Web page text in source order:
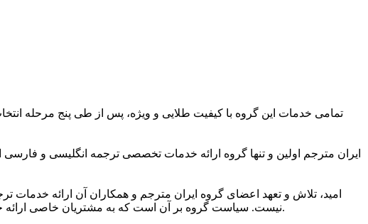
تمامی خدمات این گروه با کیفیت طلایی و ویژه، پس از طی پنج مرحله
ایران مترجم اولین و تنها گروه ارائه خدمات تخصصی ترجمه انگلیسی و
امید، تلاش و تعهد اعضای گروه ایران مترجم و همکاران آن ارائه خدمات
نیست. سیاست گروه بر آن است که به مشتریان خاصی ارائه خدمات کند که به کیفیت ویژه ترجمه و شیوایی زبانی آن اهمیت می دهند و دریافت خدمات ترجمه برتر را حق مسلم خود می دانند.